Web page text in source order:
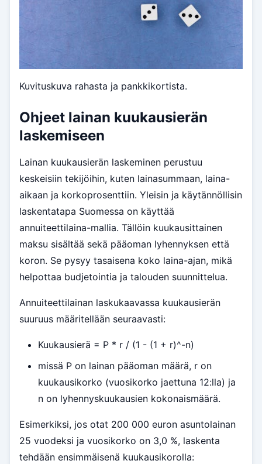
Kuvituskuva rahasta ja pankkikortista.
Ohjeet lainan kuukausierän
laskemiseen
Lainan kuukausierän laskeminen perustuu
keskeisiin tekijöihin, kuten lainasummaan, laina-
aikaan ja korkoprosenttiin. Yleisin ja käytännöllisin
laskentatapa Suomessa on käyttää
annuiteettilaina-mallia. Tällöin kuukausittainen
maksu sisältää sekä pääoman lyhennyksen että
koron. Se pysyy tasaisena koko laina-ajan, mikä
helpottaa budjetointia ja talouden suunnittelua.
Annuiteettilainan laskukaavassa kuukausierän
suuruus määritellään seuraavasti:
Kuukausierä = P * r / (1 - (1 + r)^-n)
missä P on lainan pääoman määrä, r on
kuukausikorko (vuosikorko jaettuna 12:lla) ja
n on lyhennyskuukausien kokonaismäärä.
Esimerkiksi, jos otat 200 000 euron asuntolainan
25 vuodeksi ja vuosikorko on 3,0 %, laskenta
tehdään ensimmäisenä kuukausikorolla: